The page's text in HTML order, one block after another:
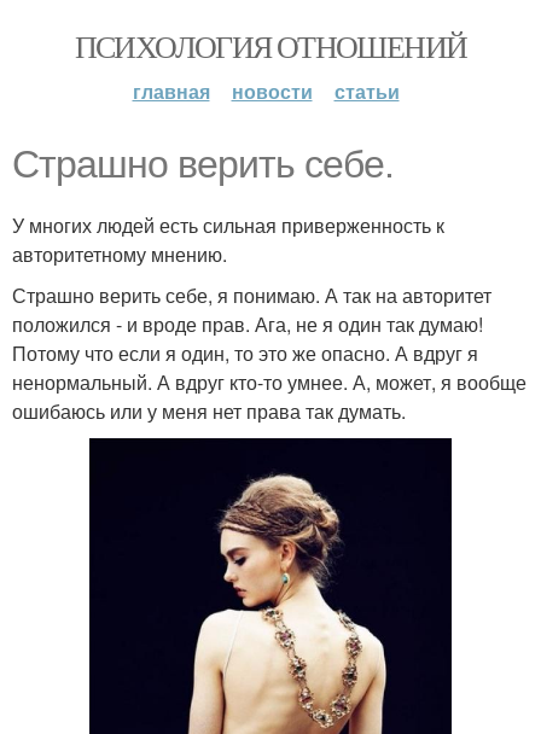
ПСИХОЛОГИЯ ОТНОШЕНИЙ
главная новости статьи
Страшно верить себе.
У многих людей есть сильная приверженность к
авторитетному мнению.
Страшно верить себе, я понимаю. А так на авторитет
положился - и вроде прав. Ага, не я один так думаю!
Потому что если я один, то это же опасно. А вдруг я
ненормальный. А вдруг кто-то умнее. А, может, я вообще
ошибаюсь или у меня нет права так думать.